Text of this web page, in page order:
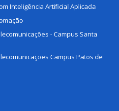
Inteligência Artificial Aplicada
- Campus Santa
Campus Patos de